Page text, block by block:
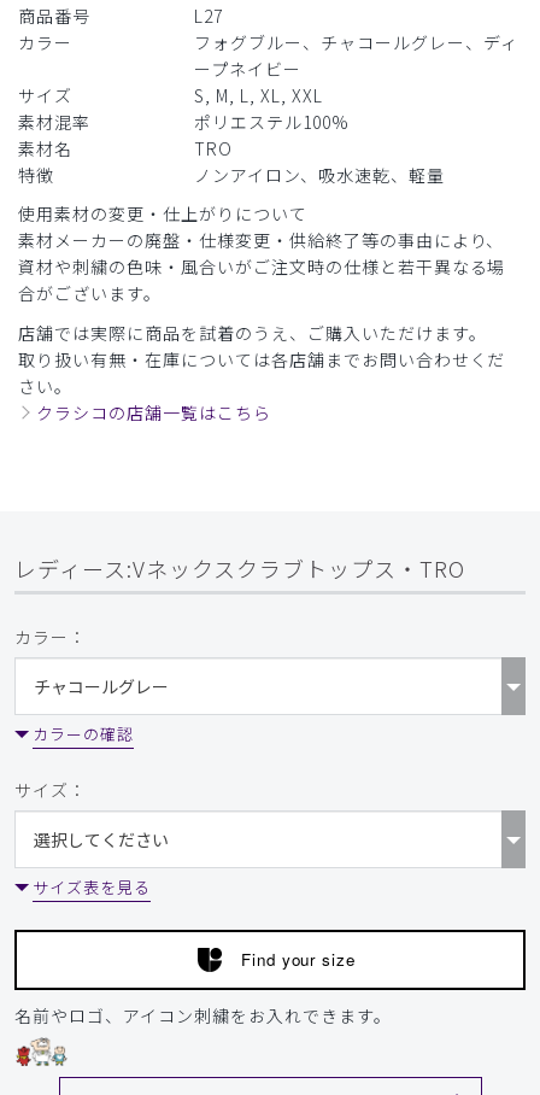
ソラ様
年齢: 151-155cm 体重:45kg以下
生地が薄い
ポケットの位置と形、深さが通常のスクラブと微妙に違い使
いにくい
商品： L27レディース:Vネックスクラブトップス・
TRO/チャコールグレー/M
TRO/フォグブルー/S
役に立った
​1 ​2 ​3 ​4 ​5
商品番号
L27
カラー
フォグブルー、チャコールグレー、ディ
ープネイビー
サイズ
S, M, L, XL, XXL
素材混率
ポリエステル100%
素材名
TRO
特徴
ノンアイロン、吸水速乾、軽量
使用素材の変更・仕上がりについて
素材メーカーの廃盤・仕様変更・供給終了等の事由により、
資材や刺繍の色味・風合いがご注文時の仕様と若干異なる場
合がございます。
店舗では実際に商品を試着のうえ、ご購入いただけます。
取り扱い有無・在庫については各店舗までお問い合わせくだ
さい。
クラシコの店舗一覧はこちら
レディース:Vネックスクラブトップス・TRO
カラー：
カラーの確認
サイズ：
サイズ表を見る
Find your size
名前やロゴ、アイコン刺繍をお入れできます。